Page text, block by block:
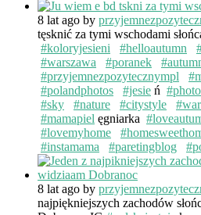
8 lat ago by
tęsknić za tymi wschodami
#koloryjesieni
#helloautumn
#warszawa
#poranek
#przyjemnezpozytecznympl
#polandphotos
#jesie ń
#sky
#nature #citystyle
#mamapiel ęgniarka
#lovemyhome
#instamama
#paretingblog
8 lat ago by
najpiękniejszych zachodów